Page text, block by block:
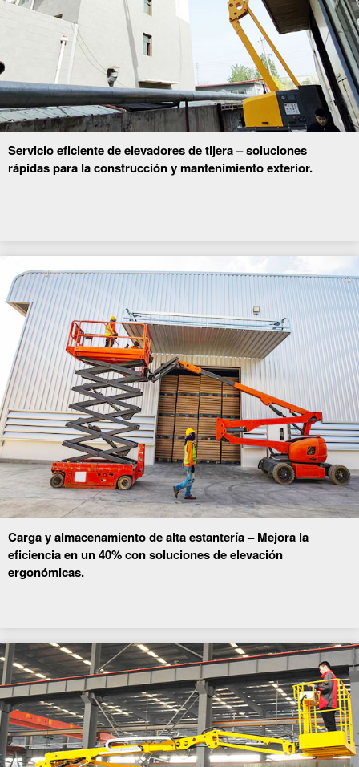
Servicio eficiente de elevadores de tijera – soluciones
rápidas para la construcción y mantenimiento exterior.
Carga y almacenamiento de alta estantería – Mejora la
eficiencia en un 40% con soluciones de elevación
ergonómicas.